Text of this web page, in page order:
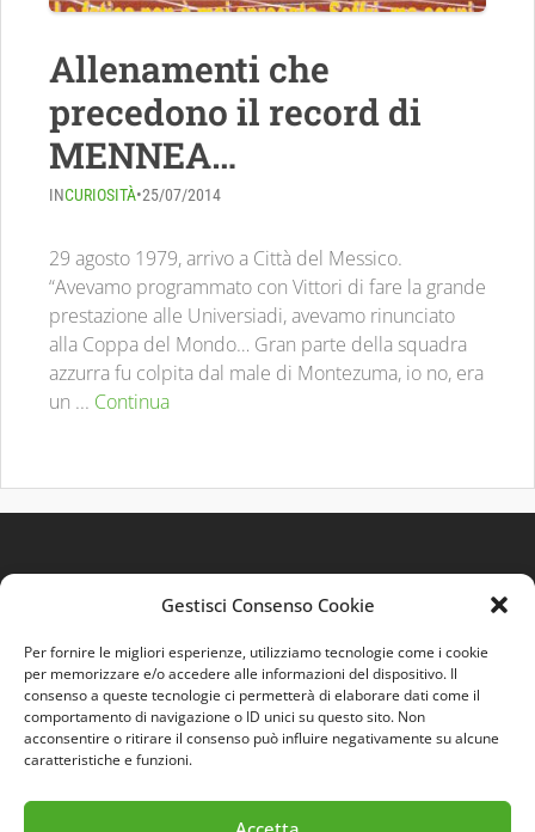
Gestisci Consenso Cookie
Per fornire le migliori esperienze, utilizziamo tecnologie come i cookie
per memorizzare e/o accedere alle informazioni del dispositivo. Il
consenso a queste tecnologie ci permetterà di elaborare dati come il
comportamento di navigazione o ID unici su questo sito. Non
acconsentire o ritirare il consenso può influire negativamente su alcune
caratteristiche e funzioni.
Allenamenti che
precedono il record di
MENNEA…
INCURIOSITÀ•25/07/2014
29 agosto 1979, arrivo a Città del Messico.
“Avevamo programmato con Vittori di fare la grande
prestazione alle Universiadi, avevamo rinunciato
alla Coppa del Mondo… Gran parte della squadra
azzurra fu colpita dal male di Montezuma, io no, era
un ... Continua
Quest'opera è distribuita con LicenzaCreative
Commons 3.0 Italia.